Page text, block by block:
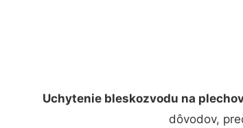
Uchytenie bleskozvodu na
dôvodov,